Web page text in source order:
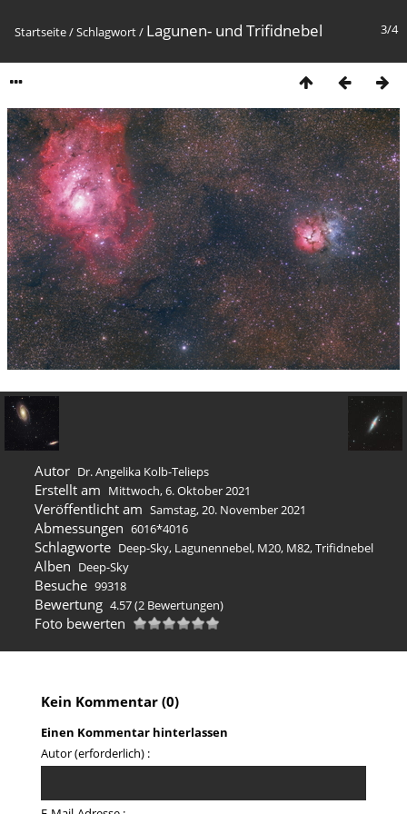
3/4
Startseite/Schlagwort/ Lagunen- und Trifidnebel
Autor Dr. Angelika Kolb-Telieps
Erstellt am Mittwoch, 6. Oktober 2021
Veröffentlicht am Samstag, 20. November 2021
Abmessungen 6016*4016
Schlagworte Deep-Sky, Lagunennebel, M20, M82,Trifidnebel
Alben Deep-Sky
Besuche 99318
Bewertung 4.57(2 Bewertungen)
Foto bewerten
Kein Kommentar (0)
Einen Kommentar hinterlassen
Autor (erforderlich) :